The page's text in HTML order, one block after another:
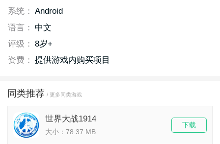
系统： Android
语言：
中文
评级： 8岁+
资费： 提供游戏内购买项目
同类推荐 / 更多同类游戏
世界大战1914
大小：78.37 MB
下载